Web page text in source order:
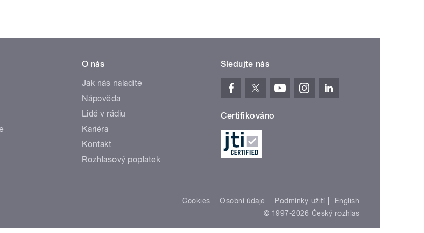
O nás
Jak nás naladíte
Nápověda
Lidé v rádiu
Kariéra
Kontakt
Rozhlasový poplatek
Sledujte nás
Certifikováno
Cookies Osobní údaje Podmínky užití
English
© 1997-2026 Český rozhlas